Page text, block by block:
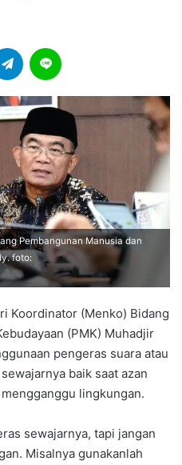
Telegram
Pembangunan Manusia dan
foto:
Koordinator (Menko) Bidang
(PMK) Muhadjir
pengeras suara atau
baik saat azan
lingkungan.
sewajarnya, tapi jangan
Misalnya gunakanlah